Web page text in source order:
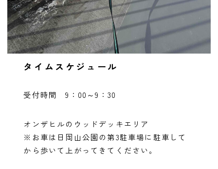
タイムスケジュール
受付時間 9：00～9：30
オンザヒルのウッドデッキエリア
※お車は日岡山公園の第3駐車場に駐車して
から歩いて上がってきてください。